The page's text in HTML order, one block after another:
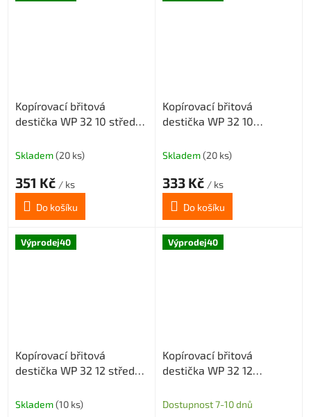
Kopírovací břitová
destička WP 32 10 středně
povlak CX23TX
Skladem(20 ks)
351 Kč / ks
Do košíku
Kopírovací břitová
destička WP 32 10
povlak CX23TX
Skladem(20 ks)
333 Kč / ks
Do košíku
Výprodej40
Kopírovací břitová
destička WP 32 12 středně
povlak CX23TX
Skladem(10 ks)
Výprodej40
Kopírovací břitová
destička WP 32 12
povlak CX23TX
Dostupnost 7-10 dnů